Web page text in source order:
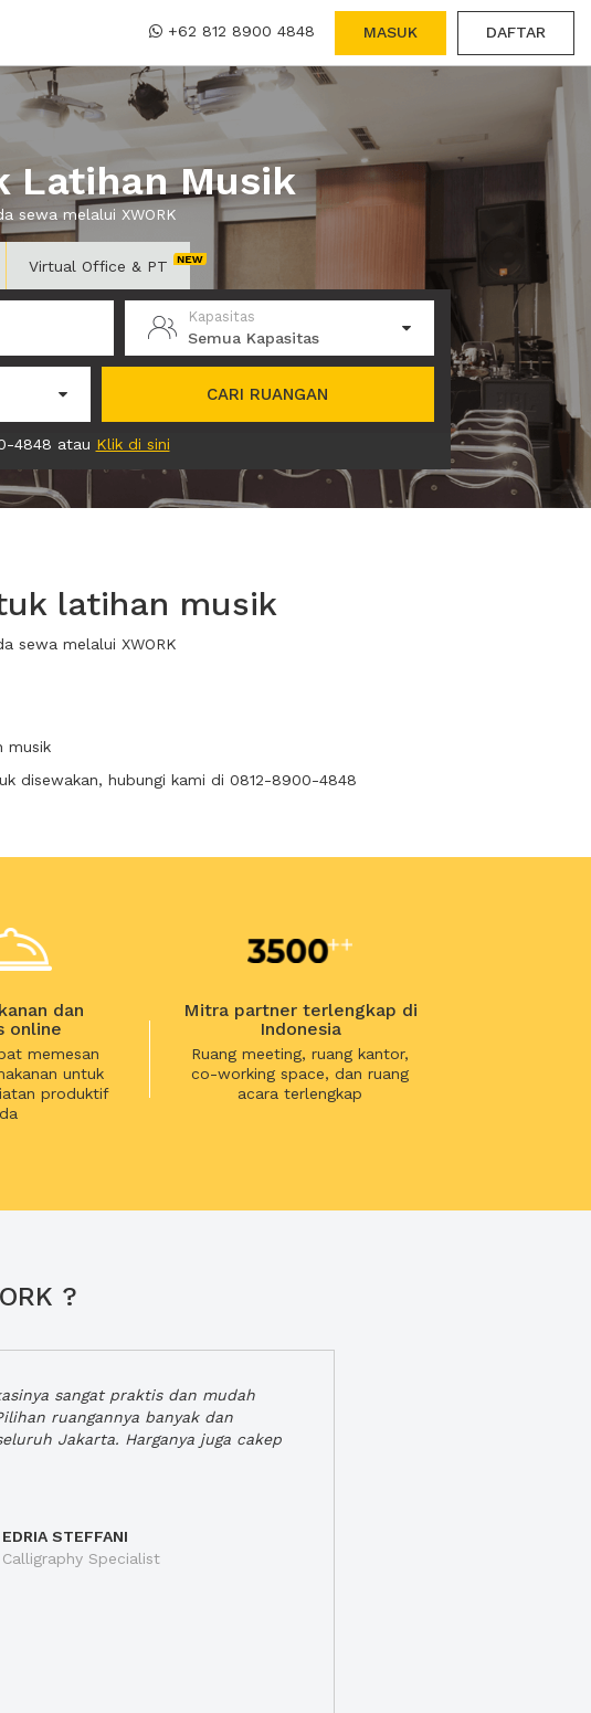
+62 812 8900 4848 MASUK DAFTAR
Latihan Musik
sewa melalui XWORK
Virtual Office & PT
Kapasitas
Semua Kapasitas
CARI RUANGAN
4848 atau Klik di sini
latihan musik
sewa melalui XWORK
musik
disewakan, hubungi kami di 0812-8900-4848
dan
online
memesan
untuk
produktif
Mitra partner terlengkap di
Indonesia
Ruang meeting, ruang kantor,
co-working space, dan ruang
acara terlengkap
?
sangat praktis dan mudah
ruangannya banyak dan
Jakarta. Harganya juga cakep
EDRIA STEFFANI
Calligraphy Specialist